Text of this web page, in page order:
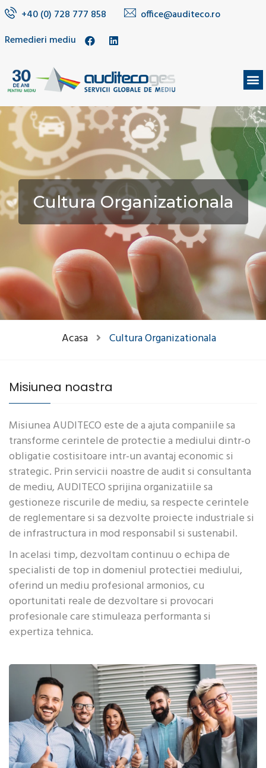
+40 (0) 728 777 858
office@auditeco.ro
Remedieri mediu
Cultura Organizationala
Acasa Cultura Organizationala
Misiunea noastra
Misiunea AUDITECO este de a ajuta companiile sa
transforme cerintele de protectie a mediului dintr-o
obligatie costisitoare intr-un avantaj economic si
strategic. Prin servicii noastre de audit si consultanta
de mediu, AUDITECO sprijina organizatiile sa
gestioneze riscurile de mediu, sa respecte cerintele
de reglementare si sa dezvolte proiecte industriale si
de infrastructura in mod responsabil si sustenabil.
In acelasi timp, dezvoltam continuu o echipa de
specialisti de top in domeniul protectiei mediului,
oferind un mediu profesional armonios, cu
oportunitati reale de dezvoltare si provocari
profesionale care stimuleaza performanta si
expertiza tehnica.